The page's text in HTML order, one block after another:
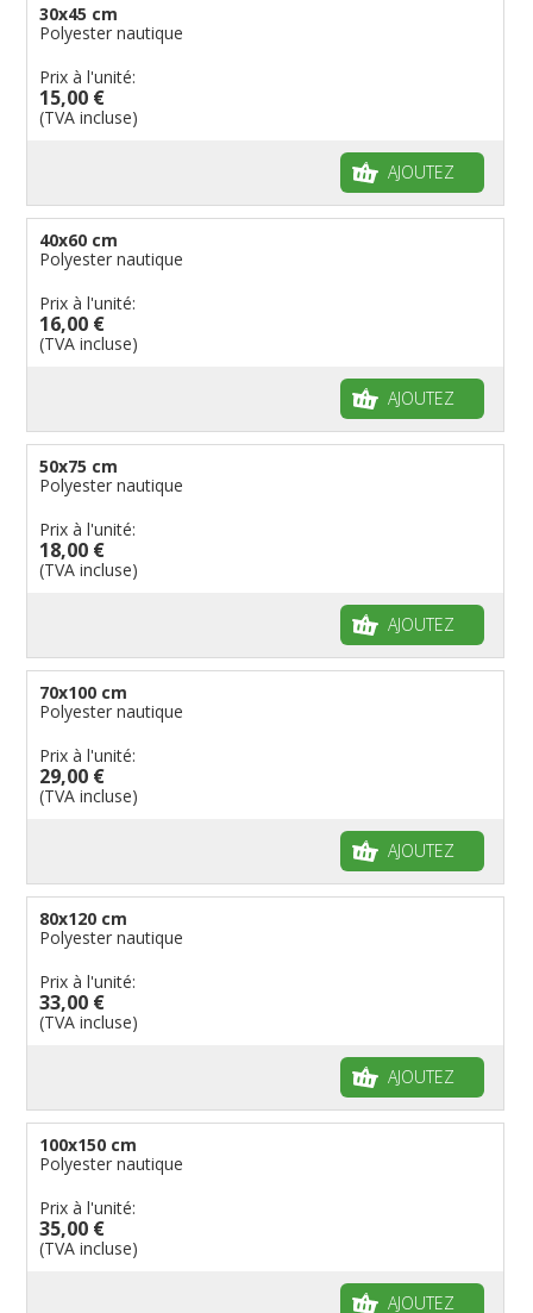
30x45 cm
Polyester nautique
Prix à l'unité:
15,00 €
(TVA incluse)
AJOUTEZ
40x60 cm
Polyester nautique
Prix à l'unité:
16,00 €
(TVA incluse)
AJOUTEZ
50x75 cm
Polyester nautique
Prix à l'unité:
18,00 €
(TVA incluse)
AJOUTEZ
70x100 cm
Polyester nautique
Prix à l'unité:
29,00 €
(TVA incluse)
AJOUTEZ
80x120 cm
Polyester nautique
Prix à l'unité:
33,00 €
(TVA incluse)
AJOUTEZ
100x150 cm
Polyester nautique
Prix à l'unité:
35,00 €
(TVA incluse)
AJOUTEZ